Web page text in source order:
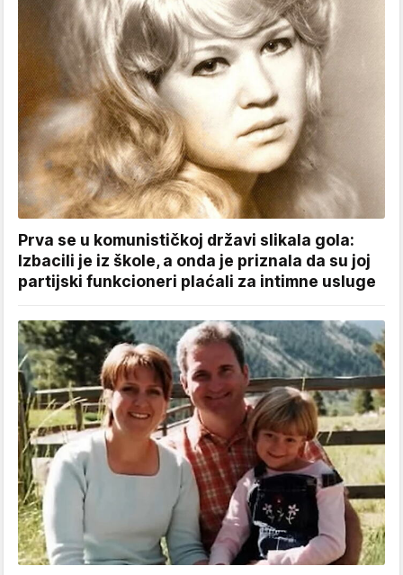
Prva se u komunističkoj državi slikala gola:
Izbacili je iz škole, a onda je priznala da su joj
partijski funkcioneri plaćali za intimne usluge